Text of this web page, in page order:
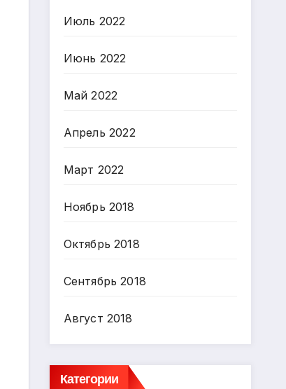
Июль 2022
Июнь 2022
Май 2022
Апрель 2022
Март 2022
Ноябрь 2018
Октябрь 2018
Сентябрь 2018
Август 2018
Категории